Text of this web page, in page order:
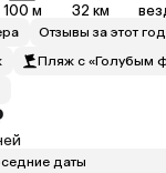
100 м 32 км
Отзывы за этот год
Пляж с «Голубым
даты